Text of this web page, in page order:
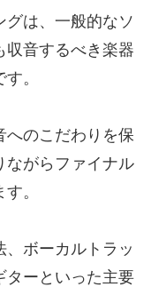
は、一般的なソ
収音するべき楽器
。
へのこだわりを保
ながらファイナル
。
ボーカルトラッ
ターといった主要